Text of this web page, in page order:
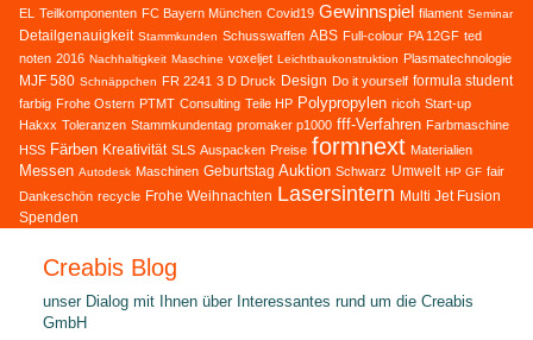
EL
Teilkomponenten FC Bayern München Covid19 Gewinnspiel filament Seminar
Detailgenauigkeit Stammkunden Schusswaffen ABS Full-colour PA 12GF ted
noten 2016 Nachhaltigkeit Maschine voxeljet Leichtbaukonstruktion Plasmatechnologie
MJF 580 Schnäppchen FR 2241 3 D Druck Design Do it yourself formula student
farbig Frohe Ostern PTMT Consulting Teile HP Polypropylen ricoh Start-up
Hakxx Toleranzen Stammkundentag promaker p1000 fff-Verfahren Farbmaschine
HSS Färben Kreativität SLS Auspacken Preise formnext Materialien
Messen Autodesk Maschinen Geburtstag Auktion Schwarz Umwelt HP GF fair
Dankeschön recycle Frohe Weihnachten Lasersintern Multi Jet Fusion
Spenden
Creabis Blog
unser Dialog mit Ihnen über Interessantes rund um die Creabis
GmbH